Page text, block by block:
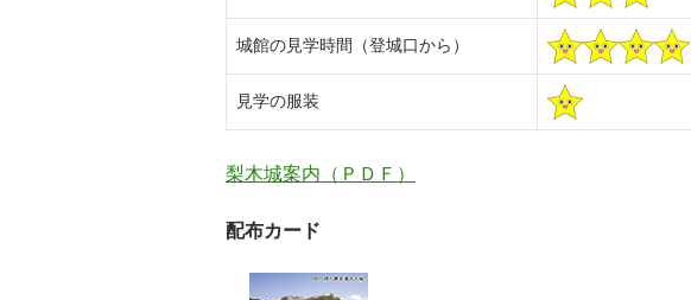
城館の見学時間（登城口から）
見学の服装
梨木城案内（ＰＤＦ）
配布カード